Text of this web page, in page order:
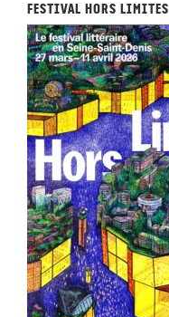
Festival Hors Limites